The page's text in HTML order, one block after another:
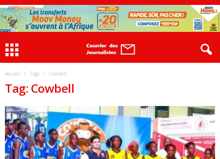
Accueil Tags Cowbell
Tag: Cowbell